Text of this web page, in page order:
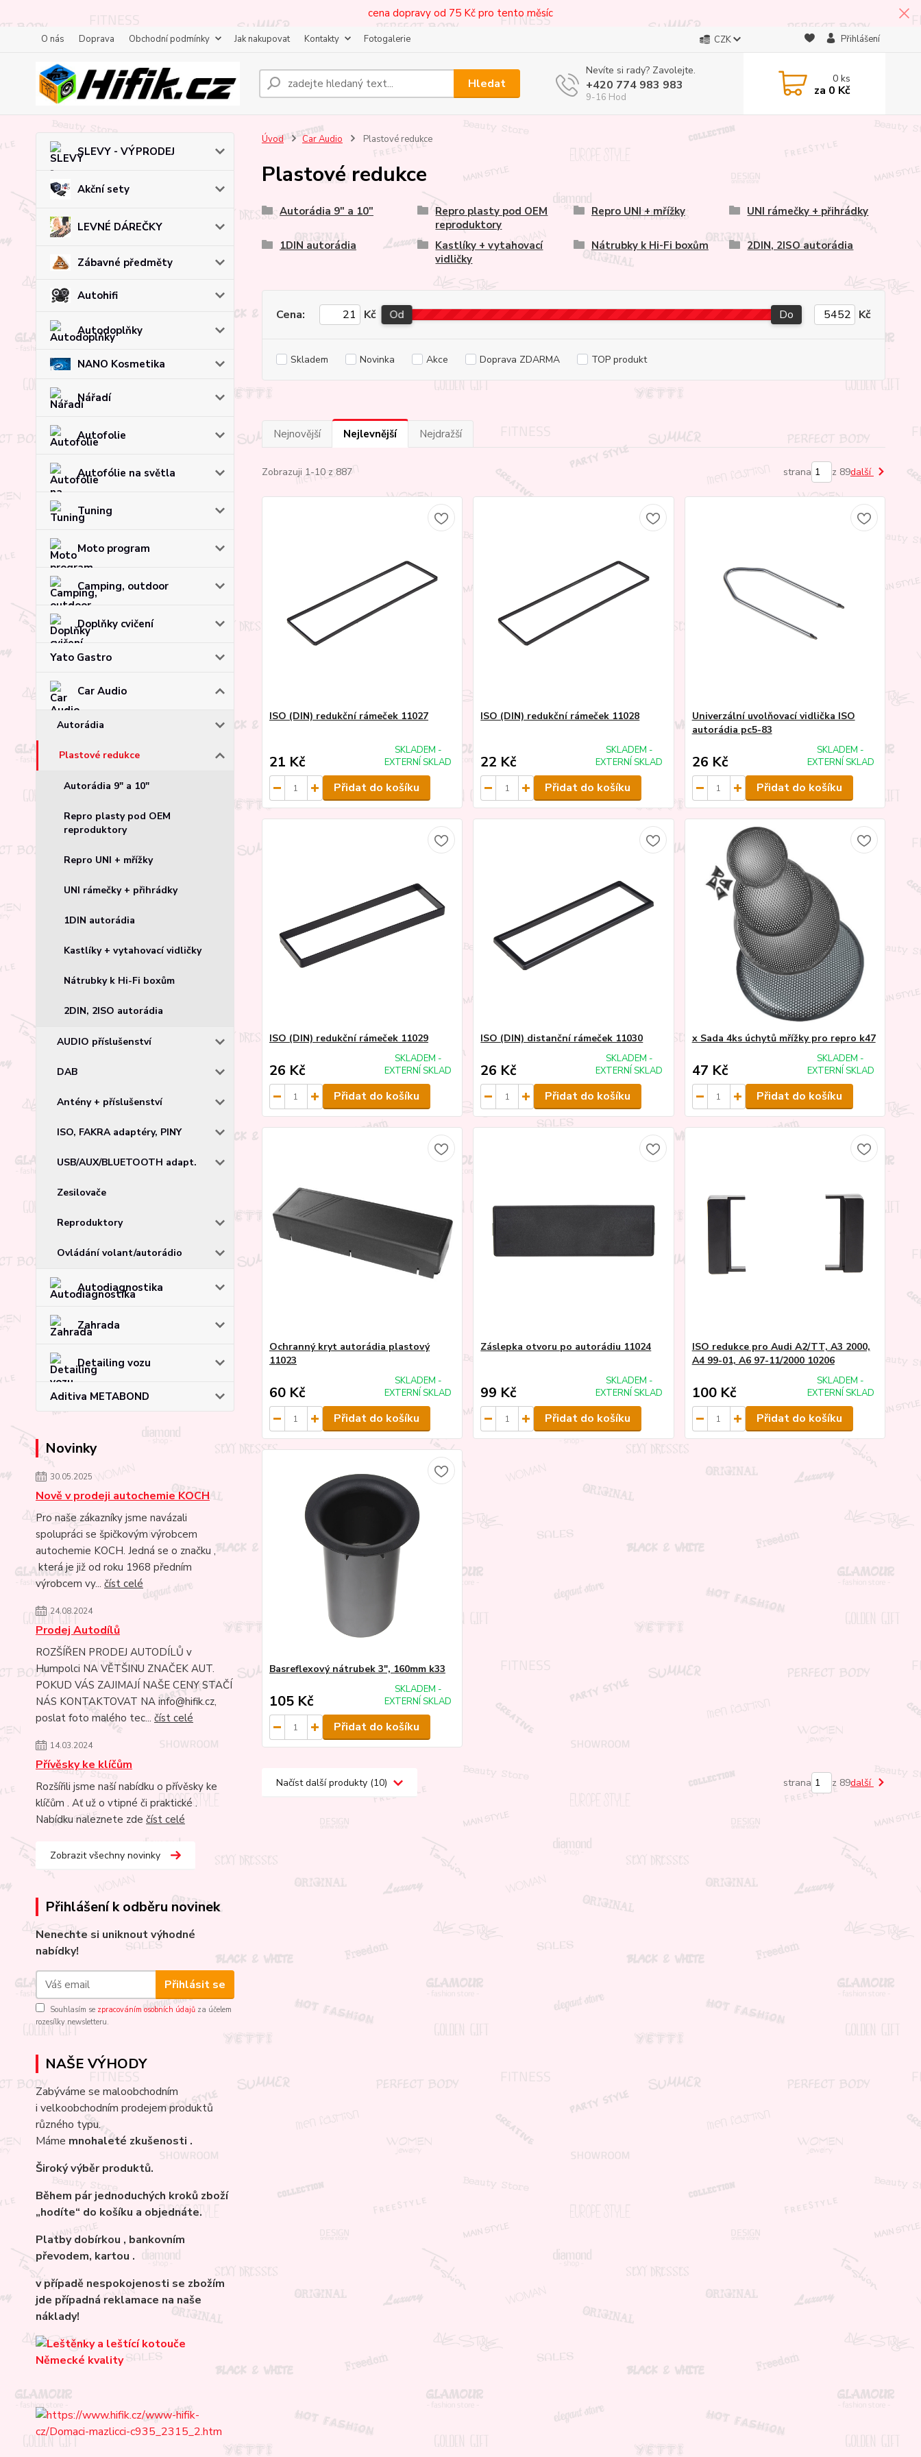
cena dopravy od 75 Kč pro tento měsíc
O nás Doprava Obchodní podmínky Jak nakupovat Kontakty Fotogalerie CZK Přihlášení
Hledat
Nevíte si rady? Zavolejte.
+420 774 983 983
9-16 Hod
0ks
za 0 Kč
SLEVY - VÝPRODEJ
Akční sety
LEVNÉ DÁREČKY
Zábavné předměty
Autohifi
Autodoplňky
NANO Kosmetika
Nářadí
Autofolie
Autofólie na světla
Tuning
Moto program
Camping, outdoor
Doplňky cvičení
Yato Gastro
Car Audio
Autorádia
Plastové redukce
Autorádia 9" a 10"
Repro plasty pod OEM
reproduktory
Repro UNI + mřížky
UNI rámečky + přihrádky
1DIN autorádia
Kastlíky + vytahovací vidličky
Nátrubky k Hi-Fi boxům
2DIN, 2ISO autorádia
AUDIO příslušenství
DAB
Antény + příslušenství
ISO, FAKRA adaptéry, PINY
USB/AUX/BLUETOOTH adapt.
Zesilovače
Reproduktory
Ovládání volant/autorádio
Autodiagnostika
Zahrada
Detailing vozu
Aditiva METABOND
Novinky
30.05.2025
Nově v prodeji autochemie KOCH
Pro naše zákazníky jsme navázali
spolupráci se špičkovým výrobcem
autochemie KOCH. Jedná se o značku ,
která je již od roku 1968 předním
výrobcem vy... číst celé
24.08.2024
Prodej Autodílů
ROZŠÍŘEN PRODEJ AUTODÍLŮ v
Humpolci NA VĚTŠINU ZNAČEK AUT.
POKUD VÁS ZAJIMAJÍ NAŠE CENY STAČÍ
NÁS KONTAKTOVAT NA info@hifik.cz,
poslat foto malého tec... číst celé
14.03.2024
Přívěsky ke klíčům
Rozšířili jsme naší nabídku o přívěsky ke
klíčům . Ať už o vtipné či praktické .
Nabídku naleznete zde číst celé
Zobrazit všechny novinky
Přihlášení k odběru novinek
Nenechte si uniknout výhodné
nabídky!
Přihlásit se
Souhlasím se zpracováním osobních údajů za účelem
rozesílky newsletteru.
NAŠE VÝHODY
Zabýváme se maloobchodním
i velkoobchodním prodejem produktů
různého typu.
Máme mnohaleté zkušenosti .
Široký výběr produktů.
Během pár jednoduchých kroků zboží
„hodíte“ do košíku a objednáte.
Platby dobírkou , bankovním
převodem, kartou .
v případě nespokojenosti se zbožím
jde případná reklamace na naše
náklady!
Úvod Car Audio Plastové redukce
Plastové redukce
Autorádia 9" a 10"
Repro plasty pod OEM
reproduktory
Repro UNI + mřížky UNI rámečky + přihrádky
1DIN autorádia
Kastlíky + vytahovací
vidličky
Nátrubky k Hi-Fi boxům 2DIN, 2ISO autorádia
Cena: Kč Od Do Kč
Skladem Novinka Akce Doprava ZDARMA TOP produkt
Nejnovější Nejlevnější Nejdražší
Zobrazuji 1-10 z 887 strana z 89další
ISO (DIN) redukční rámeček 11027
21 Kč
SKLADEM -
EXTERNÍ SKLAD
Přidat do košíku
ISO (DIN) redukční rámeček 11028
22 Kč
SKLADEM -
EXTERNÍ SKLAD
Přidat do košíku
Univerzální uvolňovací vidlička ISO
autorádia pc5-83
26 Kč
SKLADEM -
EXTERNÍ SKLAD
Přidat do košíku
ISO (DIN) redukční rámeček 11029
26 Kč
SKLADEM -
EXTERNÍ SKLAD
Přidat do košíku
ISO (DIN) distanční rámeček 11030
26 Kč
SKLADEM -
EXTERNÍ SKLAD
Přidat do košíku
x Sada 4ks úchytů mřížky pro repro k47
47 Kč
SKLADEM -
EXTERNÍ SKLAD
Přidat do košíku
Ochranný kryt autorádia plastový
11023
60 Kč
SKLADEM -
EXTERNÍ SKLAD
Přidat do košíku
Záslepka otvoru po autorádiu 11024
99 Kč
SKLADEM -
EXTERNÍ SKLAD
Přidat do košíku
ISO redukce pro Audi A2/TT, A3 2000,
A4 99-01, A6 97-11/2000 10206
100 Kč
SKLADEM -
EXTERNÍ SKLAD
Přidat do košíku
Basreflexový nátrubek 3", 160mm k33
105 Kč
SKLADEM -
EXTERNÍ SKLAD
Přidat do košíku
Načíst další produkty (10) strana z 89další